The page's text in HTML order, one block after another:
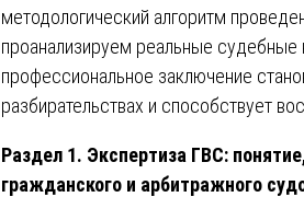
методологический алгоритм
проанализируем реальные
профессиональное заключение
разбирательствах и способствует
Раздел 1. Экспертиза ГВС:
гражданского и арбитражного